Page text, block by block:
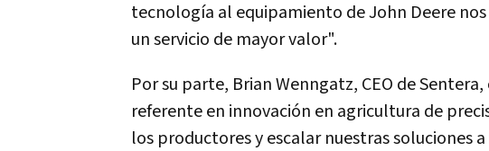
tecnología al equipamiento de John Deere
un servicio de mayor valor".
Por su parte, Brian Wenngatz, CEO de
referente en innovación en agricultura de
los productores y escalar nuestras soluciones